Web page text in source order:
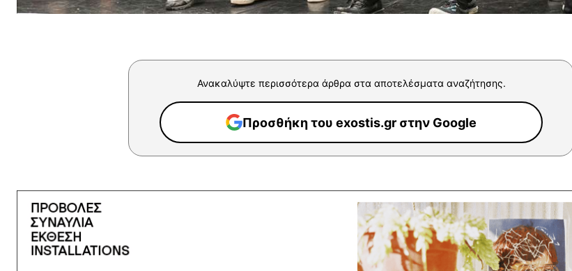
Ανακαλύψτε περισσότερα άρθρα στα αποτελέσματα αναζήτησης.
Προσθήκη του exostis.gr στην Google